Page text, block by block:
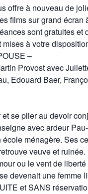
offre à nouveau de
films sur grand écran
sont gratuites et
à votre
–
Provost avec
Edouard Baer,
et se plier au devoir
avec ardeur
école ménagère. Ses
veuve et
ou le vent de
devenait une femme
et SANS